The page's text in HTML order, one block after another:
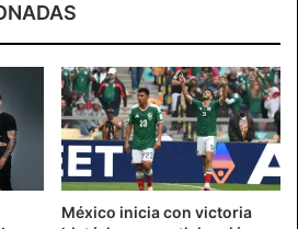
México inicia con victoria